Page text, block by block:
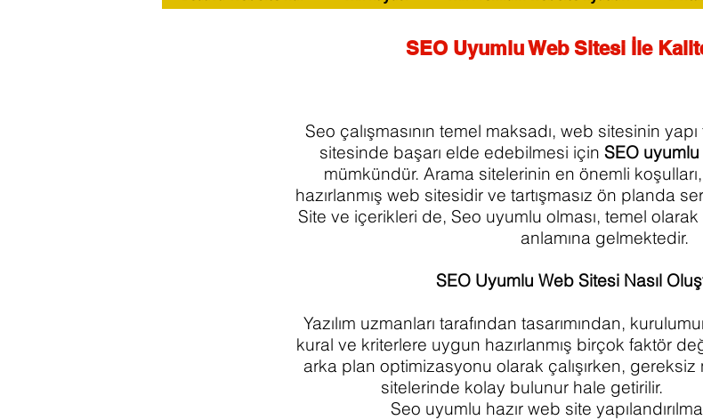
SEO Uyumlu Web Sitesi İle
Seo çalışmasının temel maksadı, web sitesinin yapı
sitesinde başarı elde edebilmesi için SEO
mümkündür. Arama sitelerinin en önemli
hazırlanmış web sitesidir ve tartışmasız ön planda
Site ve içerikleri de, Seo uyumlu olması, temel
anlamına gelmektedir.
SEO Uyumlu Web Sitesi Nasıl
Yazılım uzmanları tarafından tasarımından,
kural ve kriterlere uygun hazırlanmış birçok faktör
arka plan optimizasyonu olarak çalışırken, gereksiz
sitelerinde kolay bulunur
Seo uyumlu hazır web site